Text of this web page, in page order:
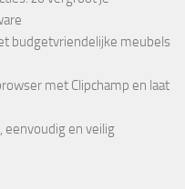
budgetvriendelijke meubels
met Clipchamp en laat
eenvoudig en veilig